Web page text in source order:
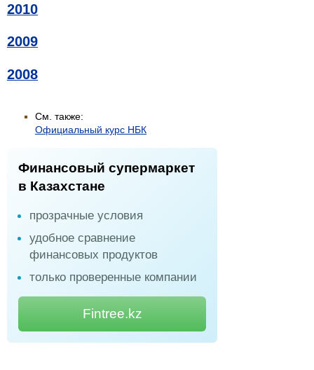
2010
2009
2008
См. также:
Официальный курс НБК
Финансовый супермаркет
в Казахстане
прозрачные условия
удобное сравнение
финансовых продуктов
только проверенные компании
Fintree.kz